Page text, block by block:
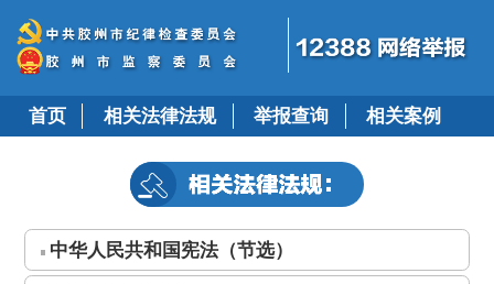
首页 相关法律法规 举报查询 相关案例
中华人民共和国宪法（节选）